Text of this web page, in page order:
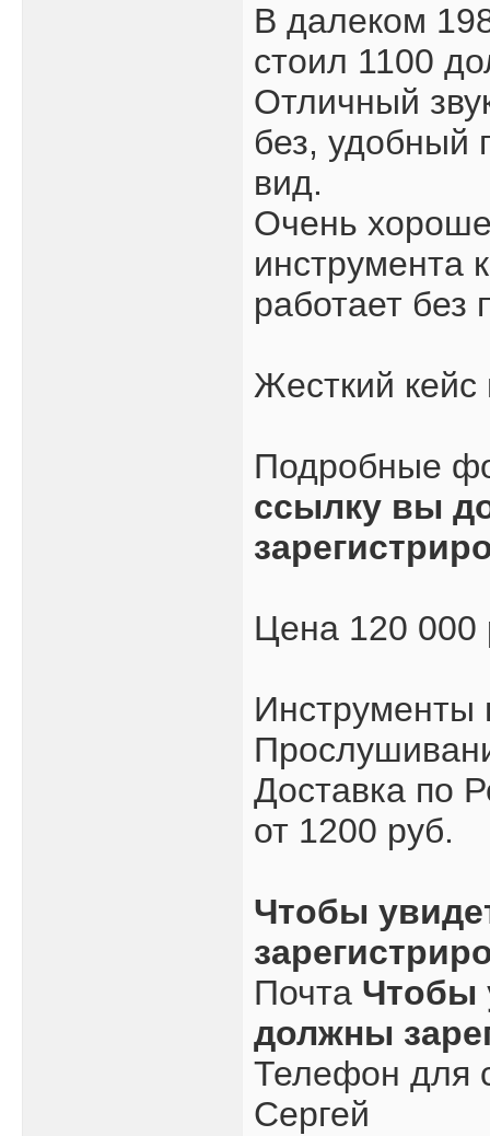
В далеком
стоил 1100
Отличный
без,
вид.
Очень
инструмента
работает без
Жесткий кейс
Подробные
ссылку вы
Цена 120 000
Инструменты
Доставка по
от 1200 руб.
Чтобы
Почта Чтобы
должны
Телефон для
Сергей